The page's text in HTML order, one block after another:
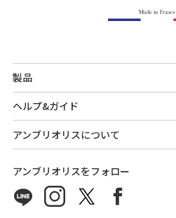
製品
ヘルプ&ガイド
アンブリオリスについて
アンブリオリスをフォロー